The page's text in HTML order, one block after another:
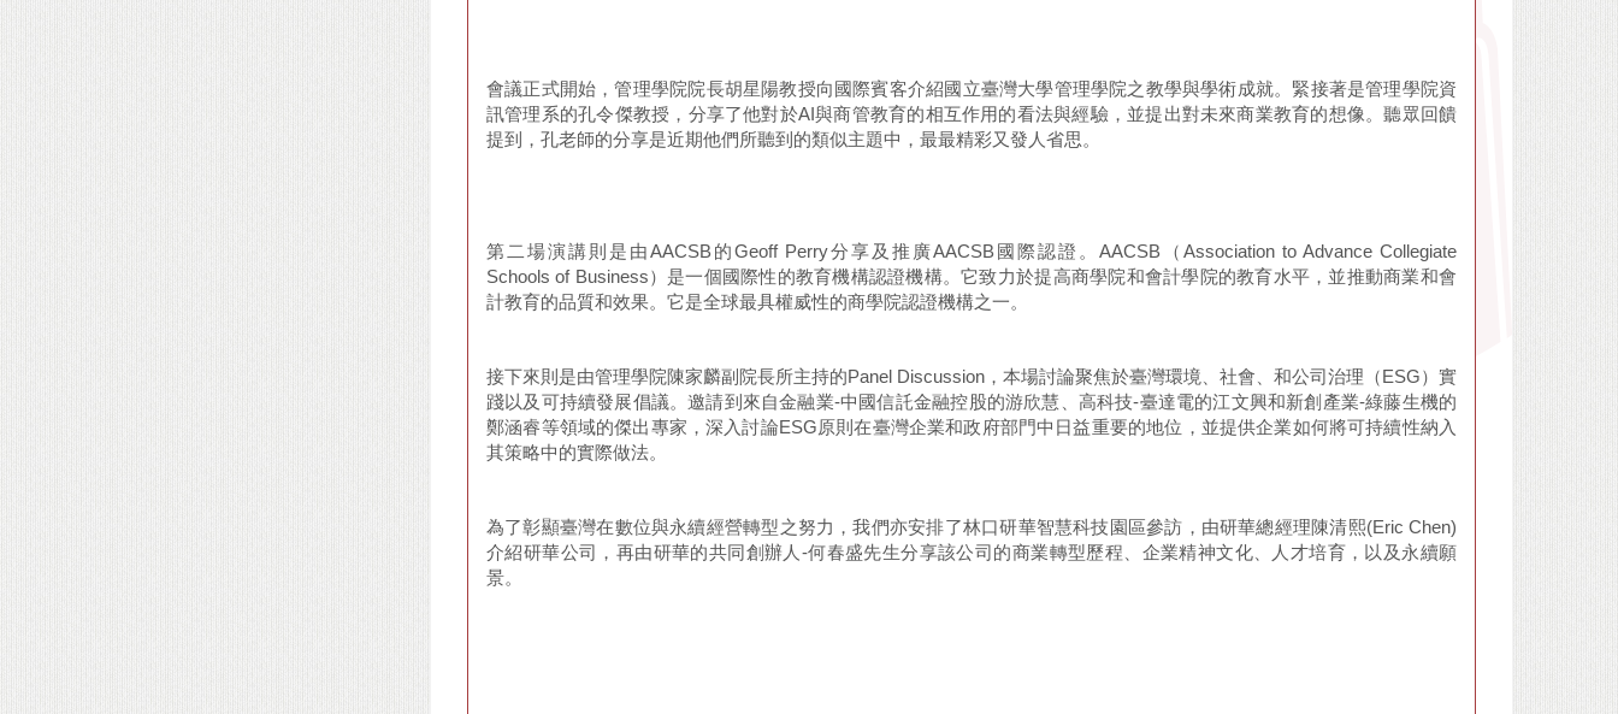
會議正式開始，管理學院院長胡星陽教授向國際賓客介紹國立臺灣大學管理學院之教學與學術成就。緊接著是管理學院資
訊管理系的孔令傑教授，分享了他對於AI與商管教育的相互作用的看法與經驗，並提出對未來商業教育的想像。聽眾回饋
提到，孔老師的分享是近期他們所聽到的類似主題中，最最精彩又發人省思。
第二場演講則是由AACSB的Geoff Perry分享及推廣AACSB國際認證。AACSB（Association to Advance Collegiate
Schools of Business）是一個國際性的教育機構認證機構。它致力於提高商學院和會計學院的教育水平，並推動商業和會
計教育的品質和效果。它是全球最具權威性的商學院認證機構之一。
接下來則是由管理學院陳家麟副院長所主持的Panel Discussion，本場討論聚焦於臺灣環境、社會、和公司治理（ESG）實
踐以及可持續發展倡議。邀請到來自金融業-中國信託金融控股的游欣慧、高科技-臺達電的江文興和新創產業-綠藤生機的
鄭涵睿等領域的傑出專家，深入討論ESG原則在臺灣企業和政府部門中日益重要的地位，並提供企業如何將可持續性納入
其策略中的實際做法。
為了彰顯臺灣在數位與永續經營轉型之努力，我們亦安排了林口研華智慧科技園區參訪，由研華總經理陳清熙(Eric Chen)
介紹研華公司，再由研華的共同創辦人-何春盛先生分享該公司的商業轉型歷程、企業精神文化、人才培育，以及永續願
景。